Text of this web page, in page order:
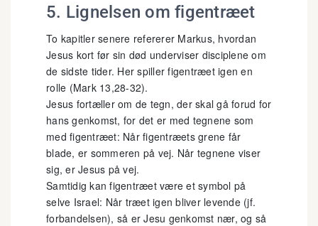
5. Lignelsen om figentræet
To kapitler senere refererer Markus, hvordan
Jesus kort før sin død underviser disciplene om
de sidste tider. Her spiller figentræet igen en
rolle (Mark 13,28-32).
Jesus fortæller om de tegn, der skal gå forud for
hans genkomst, for det er med tegnene som
med figentræet: Når figentræets grene får
blade, er sommeren på vej. Når tegnene viser
sig, er Jesus på vej.
Samtidig kan figentræet være et symbol på
selve Israel: Når træet igen bliver levende (jf.
forbandelsen), så er Jesu genkomst nær, og så